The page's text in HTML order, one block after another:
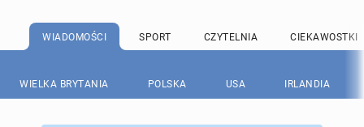
WIADOMOŚCI SPORT CZYTELNIA CIEKAWOSTKI
WIELKA BRYTANIA POLSKA USA IRLANDIA